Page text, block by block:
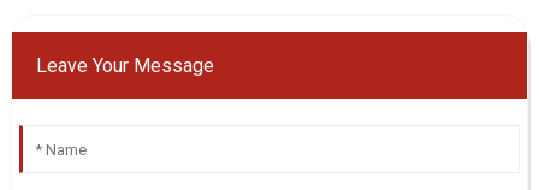
Leave Your Message